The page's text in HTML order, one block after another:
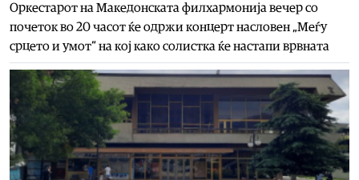
Оркестарот на Македонската филхармонија вечер со
почеток во 20 часот ќе одржи концерт насловен „Меѓу
срцето и умот“ на кој како солистка ќе настапи врвната